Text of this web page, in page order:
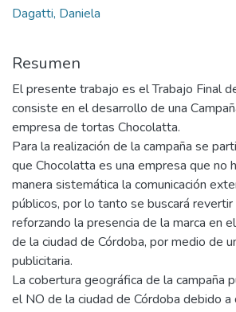
Dagatti, Daniela
Resumen
El presente trabajo es el Trabajo Final
consiste en el desarrollo de una
empresa de tortas Chocolatta.
Para la realización de la campaña se
que Chocolatta es una empresa que no
manera sistemática la comunicación
públicos, por lo tanto se buscará
reforzando la presencia de la marca en
de la ciudad de Córdoba, por medio de
publicitaria.
La cobertura geográfica de la campaña
el NO de la ciudad de Córdoba debido